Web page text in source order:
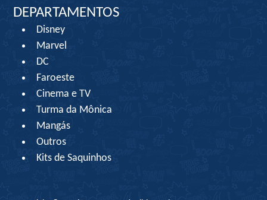
DEPARTAMENTOS
Disney
Marvel
DC
Faroeste
Cinema e TV
Turma da Mônica
Mangás
Outros
Kits de Saquinhos